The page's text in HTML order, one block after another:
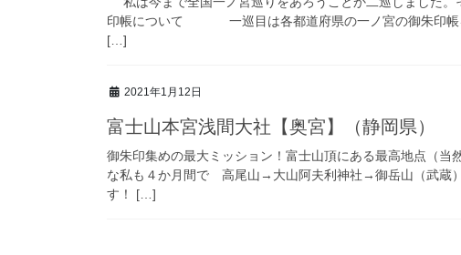
印帳について 一巡目は各都道府県の一ノ宮の御朱印帳
[…]
2021年1月12日
富士山本宮浅間大社【奥宮】（静岡県）
御朱印集めの最大ミッション！富士山頂にある最高地点（
な私も４か月間で 高尾山→大山阿夫利神社→御岳山（武蔵
す！ […]